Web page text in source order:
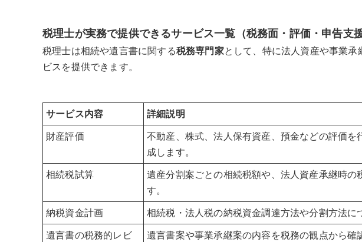
税理士が実務で提供できるサービス一覧（税務面・評価・申告支援
税理士は相続や遺言書に関する税務専門家として、特に法人資産や事業
ビスを提供できます。
サービス内容
詳細説明
財産評価
不動産、株式、法人保有資産、預金などの評価
成します。
相続税試算
遺産分割案ごとの相続税額や、法人資産承継時の
す。
納税資金計画
相続税・法人税の納税資金調達方法や分割方法に
遺言書の税務的レビ
遺言書案や事業承継案の内容を税務の観点から確